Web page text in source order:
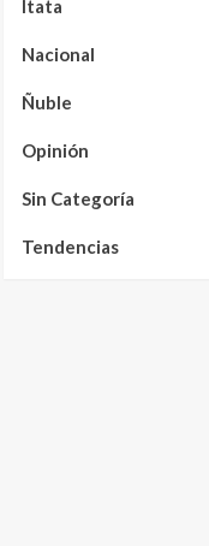
Itata
Nacional
Ñuble
Opinión
Sin Categoría
Tendencias